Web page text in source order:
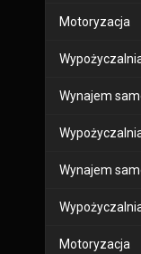
Motoryzacja
Wynajem
Wynajem
Motoryzacja